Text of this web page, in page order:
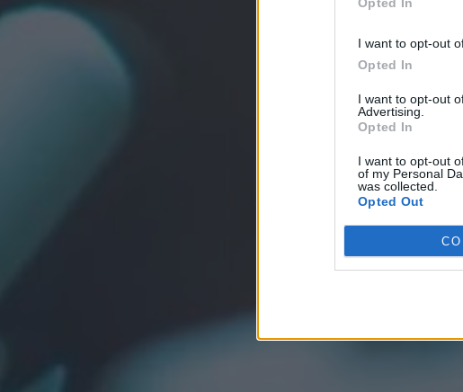
I want to opt-out
Opted In
I want to opt-out
Advertising.
Opted In
I want to opt-out
of my Personal
was collected.
Opted Out